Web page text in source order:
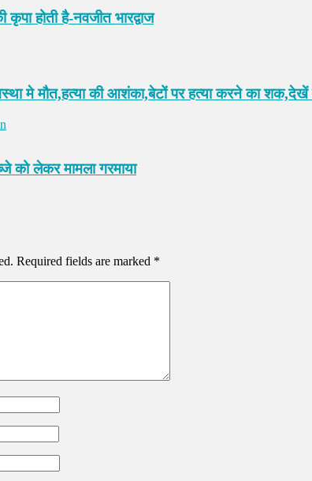
होती है-नवजीत भारद्वाज
मे मौत,हत्या की आशंका,बेटों पर हत्या करने का शक,देखें
को लेकर मामला गरमाया
Required fields are marked *